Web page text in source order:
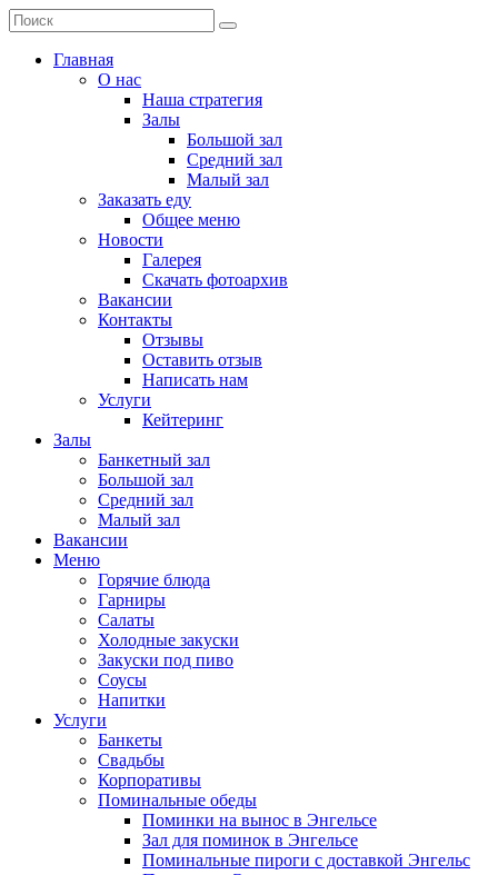
Главная
О нас
Наша стратегия
Залы
Большой зал
Средний зал
Малый зал
Заказать еду
Общее меню
Новости
Галерея
Скачать фотоархив
Вакансии
Контакты
Отзывы
Оставить отзыв
Написать нам
Услуги
Кейтеринг
Залы
Банкетный зал
Большой зал
Средний зал
Малый зал
Вакансии
Меню
Горячие блюда
Гарниры
Салаты
Холодные закуски
Закуски под пиво
Соусы
Напитки
Услуги
Банкеты
Свадьбы
Корпоративы
Поминальные обеды
Поминки на вынос в Энгельсе
Зал для поминок в Энгельсе
Поминальные пироги с доставкой Энгельс